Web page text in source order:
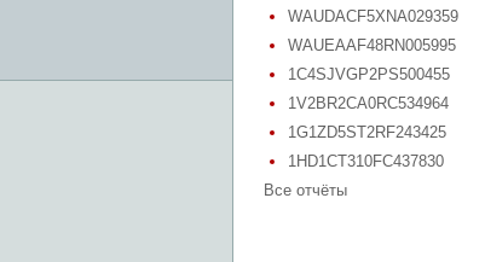
WAUDACF5XNA029359
WAUEAAF48RN005995
1C4SJVGP2PS500455
1V2BR2CA0RC534964
1G1ZD5ST2RF243425
1HD1CT310FC437830
Все отчёты